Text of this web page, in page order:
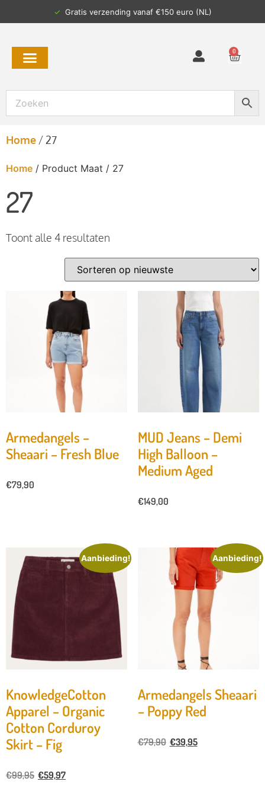
✓ Gratis verzending vanaf €150 euro (NL)
0
Home / 27
Home / Product Maat / 27
27
Toont alle 4 resultaten
Armedangels –
Sheaari – Fresh Blue
€79,90
MUD Jeans – Demi
High Balloon –
Medium Aged
€149,00
Aanbieding!
KnowledgeCotton
Apparel – Organic
Cotton Corduroy
Skirt – Fig
€99,95 €59,97
Aanbieding!
Armedangels Sheaari
– Poppy Red
€79,90 €39,95